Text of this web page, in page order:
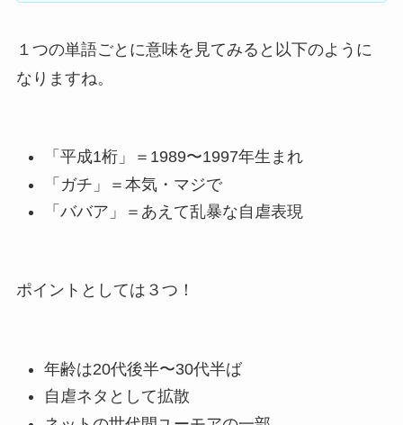
１つの単語ごとに意味を見てみると以下のように
なりますね。
「平成1桁」＝1989〜1997年生まれ
「ガチ」＝本気・マジで
「ババア」＝あえて乱暴な自虐表現
ポイントとしては３つ！
年齢は20代後半〜30代半ば
自虐ネタとして拡散